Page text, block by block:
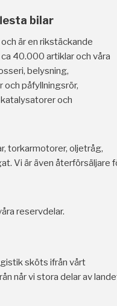
bilar
är en rikstäckande
40.000 artiklar och våra
belysning,
och påfyllningsrör,
och
torkarmotorer, oljetråg,
Vi är även återförsäljare
reservdelar.
sköts ifrån vårt
når vi stora delar av